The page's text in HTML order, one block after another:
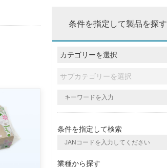
条件を指定して製品を探す
条件を指定して検索
業種から探す